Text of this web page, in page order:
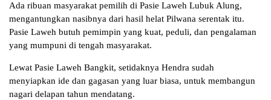
Ada ribuan masyarakat pemilih di Pasie Laweh Lubuk Alung,
mengantungkan nasibnya dari hasil helat Pilwana serentak itu.
Pasie Laweh butuh pemimpin yang kuat, peduli, dan pengalaman
yang mumpuni di tengah masyarakat.
Lewat Pasie Laweh Bangkit, setidaknya Hendra sudah
menyiapkan ide dan gagasan yang luar biasa, untuk membangun
nagari delapan tahun mendatang.